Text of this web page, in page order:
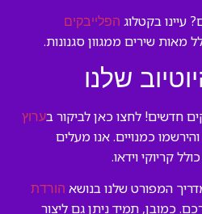
עיינו בקטלוג הפלייבקים
מאות שירים ממגוון סגנונות.
שלנו
חדשים! לחצו כאן לביקור בערוץ
והירשמו כמנויים. אנו מעלים
קריוקי וידאו.
המפורט שלנו בנושא הורדת
כמובן, תמיד ניתן גם ליצור